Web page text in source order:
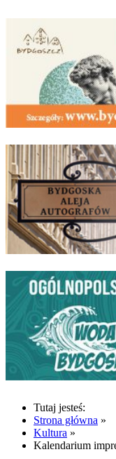
Tutaj jesteś:
Strona główna »
Kultura »
Kalendarium